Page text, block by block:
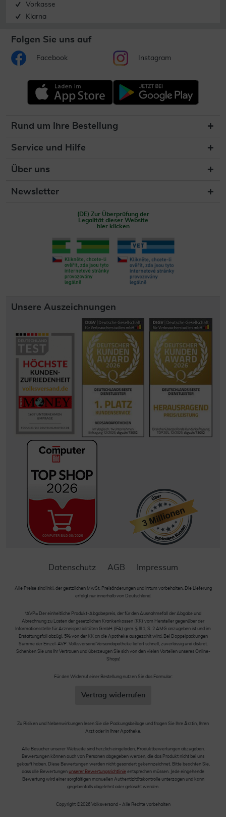
Vorkasse
Klarna
Folgen Sie uns auf
Facebook Instagram
Rund um Ihre Bestellung
Service und Hilfe
Über uns
Newsletter
(DE) Zur Überprüfung der
Legalität dieser Website
hier klicken
Unsere Auszeichnungen
Datenschutz AGB Impressum
Alle Preise sind inkl. der gestzlichen MwSt. Preisänderungen und Irrtum vorbehalten. Die Lieferung
erfolgt nur innerhalb von Deutschland.
*AVP= Der einheitliche Produkt-Abgabepreis, der für den Ausnahmefall der Abgabe und
Abrechnung zu Lasten der gesetzlichen Krankenkassen (KK) vom Hersteller gegenüber der
Informationsstelle für Arzneispezialitäten GmbH (IFA) gem. § III 1, S. 2 AMG anzugeben ist und im
Erstattungsfall abzügl. 5% von der KK an die Apotheke ausgezahlt wird. Bei Doppelpackungen
Summe der Einzel-AVP. Volksversand Versandapotheke liefert schnell, zuverlässig und diskret.
Schenken Sie uns Ihr Vertrauen und überzeugen Sie sich von den vielen Vorteilen unseres Online-
Shops!
Für den Widerruf einer Bestellung nutzen Sie das Formular:
Vertrag widerrufen
Zu Risiken und Nebenwirkungen lesen Sie die Packungsbeilage und fragen Sie Ihre Ärztin, Ihren
Arzt oder in Ihrer Apotheke.
Alle Besucher unserer Webseite sind herzlich eingeladen, Produktbewertungen abzugeben.
Bewertungen können auch von Personen abgegeben werden, die das Produkt nicht bei uns
gekauft haben. Diese Bewertungen werden nicht gesondert gekennzeichnet. Bitte beachten Sie,
dass alle Bewertungen unserer Bewertungsrichtlinie entsprechen müssen. Jede eingehende
Bewertung wird einer sorgfältigen manuellen Authentizitätskontrolle unterzogen und kann
gegebenfalls abgelehnt oder gelöscht werden.
Copyright ©2026 Volksversand - Alle Rechte vorbehalten